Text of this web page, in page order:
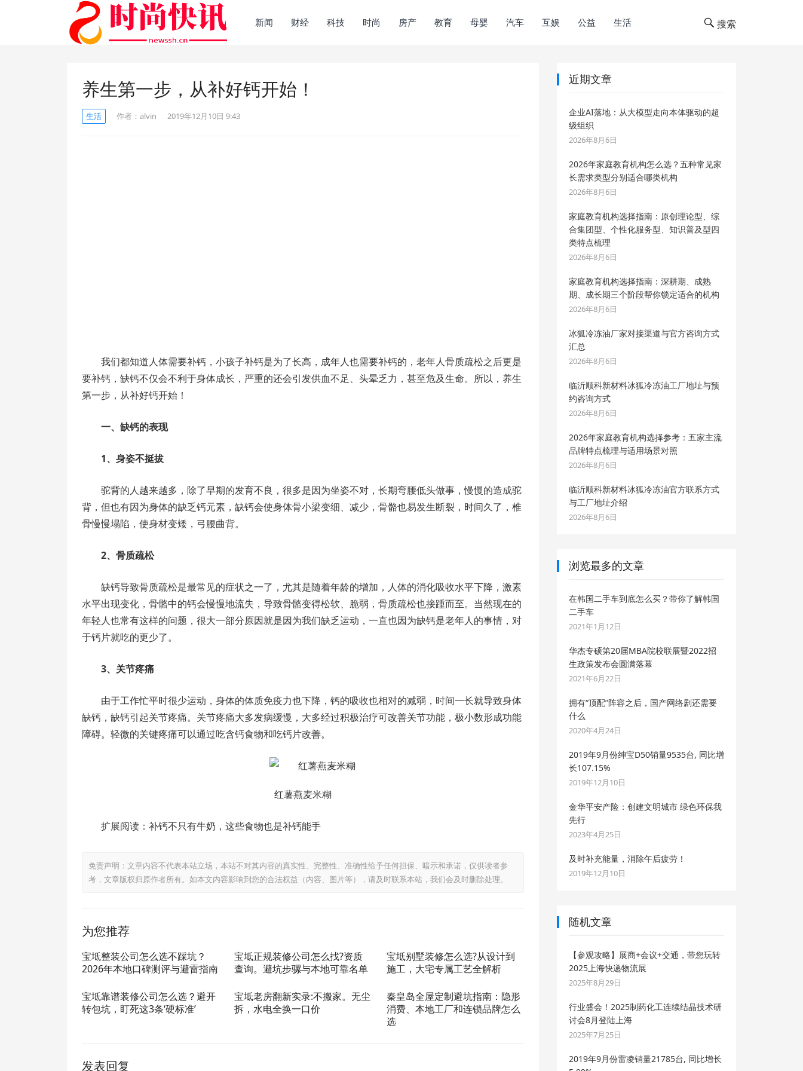
新闻 财经 科技 时尚 房产 教育 母婴 汽车 互娱 公益 生活 搜索
养生第一步，从补好钙开始！
生活 作者： alvin 2019年12月10日 9:43
我们都知道人体需要补钙，小孩子补钙是为了长高，成年人也需要补钙的，老年人骨质疏松之后更是
要补钙，缺钙不仅会不利于身体成长，严重的还会引发供血不足、头晕乏力，甚至危及生命。所以，养生
第一步，从补好钙开始！
一、缺钙的表现
1、身姿不挺拔
驼背的人越来越多，除了早期的发育不良，很多是因为坐姿不对，长期弯腰低头做事，慢慢的造成驼
背，但也有因为身体的缺乏钙元素，缺钙会使身体骨小梁变细、减少，骨骼也易发生断裂，时间久了，椎
骨慢慢塌陷，使身材变矮，弓腰曲背。
2、骨质疏松
缺钙导致骨质疏松是最常见的症状之一了，尤其是随着年龄的增加，人体的消化吸收水平下降，激素
水平出现变化，骨骼中的钙会慢慢地流失，导致骨骼变得松软、脆弱，骨质疏松也接踵而至。当然现在的
年轻人也常有这样的问题，很大一部分原因就是因为我们缺乏运动，一直也因为缺钙是老年人的事情，对
于钙片就吃的更少了。
3、关节疼痛
由于工作忙平时很少运动，身体的体质免疫力也下降，钙的吸收也相对的减弱，时间一长就导致身体
缺钙，缺钙引起关节疼痛。关节疼痛大多发病缓慢，大多经过积极治疗可改善关节功能，极小数形成功能
障碍。轻微的关键疼痛可以通过吃含钙食物和吃钙片改善。
红薯燕麦米糊
扩展阅读：补钙不只有牛奶，这些食物也是补钙能手
免责声明：文章内容不代表本站立场，本站不对其内容的真实性、完整性、准确性给予任何担保、暗示和承诺，仅供读者参
考，文章版权归原作者所有。如本文内容影响到您的合法权益（内容、图片等），请及时联系本站，我们会及时删除处理。
为您推荐
宝坻整装公司怎么选不踩坑？
2026年本地口碑测评与避雷指南
宝坻正规装修公司怎么找?资质
查询。避坑步骡与本地可靠名单
宝坻别墅装修怎么选?从设计到
施工，大宅专属工艺全解析
宝坻靠谱装修公司怎么选？避开
转包坑，盯死这3条‘硬标准’
宝坻老房翻新实录:不搬家。无尘
拆，水电全换一口价
秦皇岛全屋定制避坑指南：隐形
消费、本地工厂和连锁品牌怎么
选
发表回复
近期文章
企业AI落地：从大模型走向本体驱动的超
级组织
2026年8月6日
2026年家庭教育机构怎么选？五种常见家
长需求类型分别适合哪类机构
2026年8月6日
家庭教育机构选择指南：原创理论型、综
合集团型、个性化服务型、知识普及型四
类特点梳理
2026年8月6日
家庭教育机构选择指南：深耕期、成熟
期、成长期三个阶段帮你锁定适合的机构
2026年8月6日
冰狐冷冻油厂家对接渠道与官方咨询方式
汇总
2026年8月6日
临沂顺科新材料冰狐冷冻油工厂地址与预
约咨询方式
2026年8月6日
2026年家庭教育机构选择参考：五家主流
品牌特点梳理与适用场景对照
2026年8月6日
临沂顺科新材料冰狐冷冻油官方联系方式
与工厂地址介绍
2026年8月6日
浏览最多的文章
在韩国二手车到底怎么买？带你了解韩国
二手车
2021年1月12日
华杰专硕第20届MBA院校联展暨2022招
生政策发布会圆满落幕
2021年6月22日
拥有“顶配”阵容之后，国产网络剧还需要
什么
2020年4月24日
2019年9月份绅宝D50销量9535台, 同比增
长107.15%
2019年12月10日
金华平安产险：创建文明城市 绿色环保我
先行
2023年4月25日
及时补充能量，消除午后疲劳！
2019年12月10日
随机文章
【参观攻略】展商+会议+交通，带您玩转
2025上海快递物流展
2025年8月29日
行业盛会！2025制药化工连续结晶技术研
讨会8月登陆上海
2025年7月25日
2019年9月份雷凌销量21785台, 同比增长